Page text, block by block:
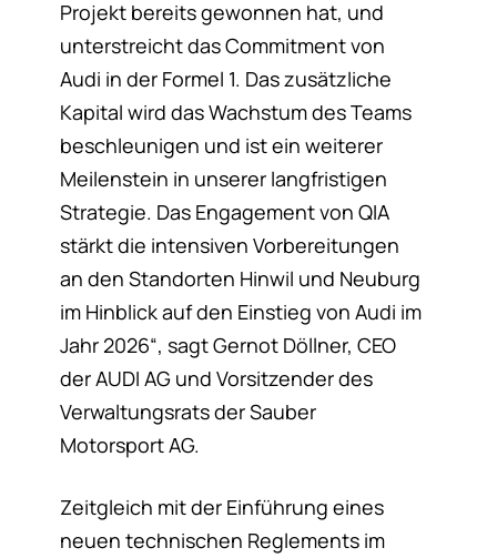
Projekt bereits gewonnen hat, und
unterstreicht das Commitment von
Audi in der Formel 1. Das zusätzliche
Kapital wird das Wachstum des Teams
beschleunigen und ist ein weiterer
Meilenstein in unserer langfristigen
Strategie. Das Engagement von QIA
stärkt die intensiven Vorbereitungen
an den Standorten Hinwil und Neuburg
im Hinblick auf den Einstieg von Audi im
Jahr 2026“, sagt Gernot Döllner, CEO
der AUDI AG und Vorsitzender des
Verwaltungsrats der Sauber
Motorsport AG.
Zeitgleich mit der Einführung eines
neuen technischen Reglements im